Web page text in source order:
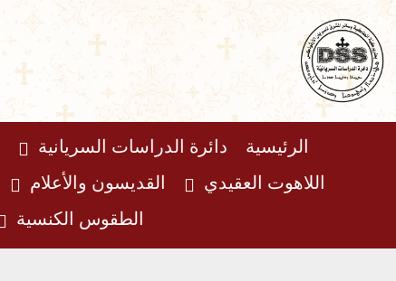
تخطي
إلى
المحتوى
الرئيسية دائرة الدراسات السريانية
اللاهوت العقيدي
القديسون والأعلام
الطقوس الكنسية